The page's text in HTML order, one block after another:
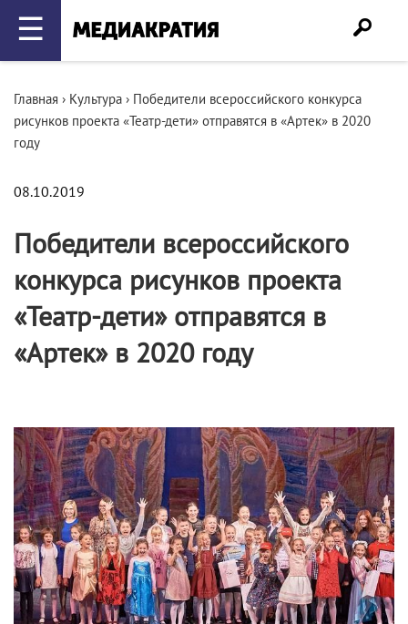
☰
Главная › Культура › Победители всероссийского конкурса
рисунков проекта «Театр-дети» отправятся в «Артек» в 2020
году
08.10.2019
Победители всероссийского
конкурса рисунков проекта
«Театр-дети» отправятся в
«Артек» в 2020 году